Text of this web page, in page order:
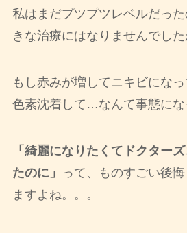
私はまだプツプツレベルだっ
きな治療にはなりませんでし
もし赤みが増してニキビにな
色素沈着して…なんて事態にな
「綺麗になりたくてドクター
たのに」 って、ものすごい後
ますよね。。。